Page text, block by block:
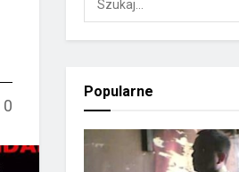
0
Popularne